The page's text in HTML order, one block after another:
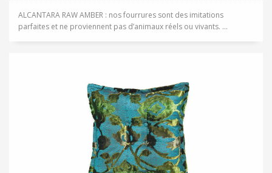
ALCANTARA RAW AMBER : nos fourrures sont des imitations
parfaites et ne proviennent pas d’animaux réels ou vivants. ...